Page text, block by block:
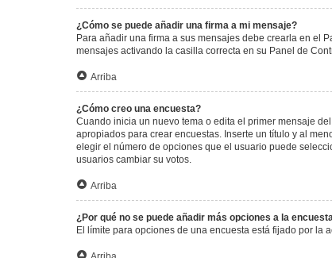
¿Cómo se puede añadir una firma a mi mensaje?
Para añadir una firma a sus mensajes debe crearla en el
mensajes activando la casilla correcta en su Panel de
Arriba
¿Cómo creo una encuesta?
Cuando inicia un nuevo tema o edita el primer mensaje
apropiados para crear encuestas. Inserte un título y al
elegir el número de opciones que el usuario puede
usuarios cambiar su votos.
Arriba
¿Por qué no se puede añadir más opciones a la
El límite para opciones de una encuesta está fijado por la